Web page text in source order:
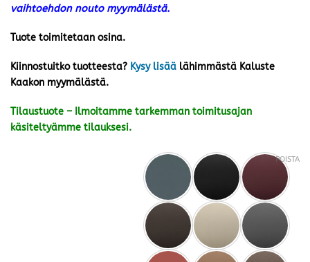
vaihtoehdon nouto myymälästä.
Tuote toimitetaan osina.
Kiinnostuitko tuotteesta? Kysy lisää lähimmästä Kaluste
Kaakon myymälästä.
Tilaustuote – Ilmoitamme tarkemman toimitusajan
käsiteltyämme tilauksesi.
POISTA